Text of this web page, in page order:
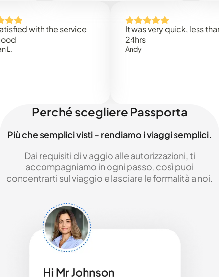
with the service
It was very quick, less than
Perché scegliere Passporta
Più che semplici visti - rendiamo i viaggi semplici.
Dai requisiti di viaggio alle autorizzazioni, ti
accompagniamo in ogni passo, così puoi
concentrarti sul viaggio e lasciare le formalità a noi.